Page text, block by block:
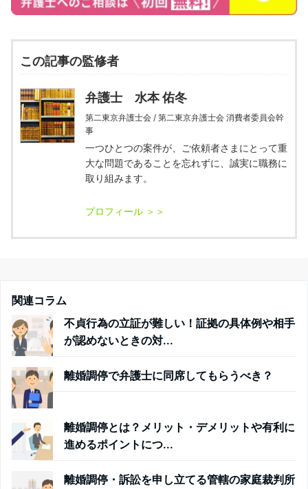
この記事の監修者
弁護士 水本 佑冬
第二東京弁護士会 / 第二東京弁護士会 消費者委員会幹
事
一つひとつの案件が、ご依頼者さまにとって重
大な問題であることを忘れずに、誠実に職務に
取り組みます。
関連コラム
不貞行為の立証が難しい！証拠の具体例や相手
が認めないときの対...
離婚調停で弁護士に同席してもらうべき？
離婚調停とは？メリット・デメリットや有利に
進めるポイントにつ...
離婚調停・訴訟を申し立てる管轄の家庭裁判所